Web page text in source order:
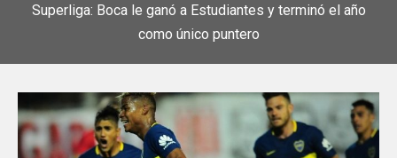
Superliga: Boca le ganó a Estudiantes y terminó el año
como único puntero